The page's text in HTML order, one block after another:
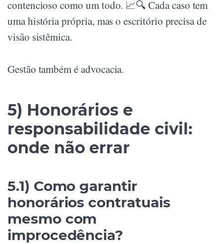
contencioso como um todo. 📈🔍 Cada caso tem
uma história própria, mas o escritório precisa de
visão sistêmica.
Gestão também é advocacia.
5) Honorários e
responsabilidade civil:
onde não errar
5.1) Como garantir
honorários contratuais
mesmo com
improcedência?